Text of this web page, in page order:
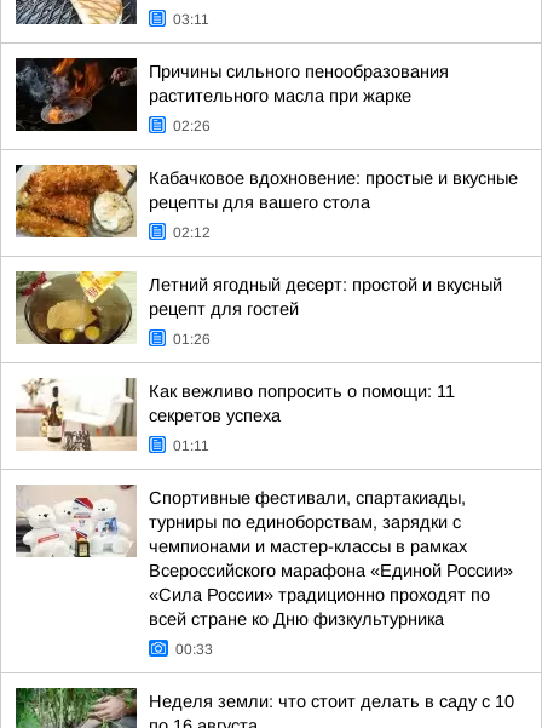
03:11
Причины сильного пенообразования
растительного масла при жарке
02:26
Кабачковое вдохновение: простые и вкусные
рецепты для вашего стола
02:12
Летний ягодный десерт: простой и вкусный
рецепт для гостей
01:26
Как вежливо попросить о помощи: 11
секретов успеха
01:11
Спортивные фестивали, спартакиады,
турниры по единоборствам, зарядки с
чемпионами и мастер-классы в рамках
Всероссийского марафона «Единой России»
«Сила России» традиционно проходят по
всей стране ко Дню физкультурника
00:33
Неделя земли: что стоит делать в саду с 10